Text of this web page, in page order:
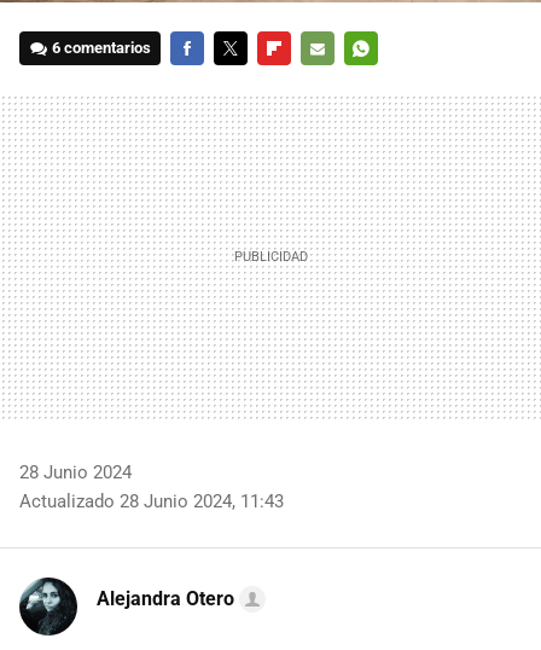
6 comentarios
MAIL
28 Junio 2024
Actualizado 28 Junio 2024, 11:43
Alejandra Otero